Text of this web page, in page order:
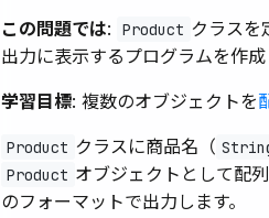
この問題では: Product クラスを
出力に表示するプログラムを作成
学習目標: 複数のオブジェクトを
Product クラスに商品名（
Product オブジェクトとして配
のフォーマットで出力します。